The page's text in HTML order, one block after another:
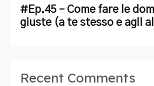
#Ep.45 – Come fare le
giuste (a te stesso e agli
Recent Comments